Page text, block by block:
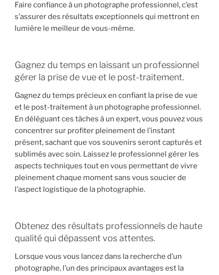
Faire confiance à un photographe professionnel, c’est
s’assurer des résultats exceptionnels qui mettront en
lumière le meilleur de vous-même.
Gagnez du temps en laissant un professionnel
gérer la prise de vue et le post-traitement.
Gagnez du temps précieux en confiant la prise de vue
et le post-traitement à un photographe professionnel.
En déléguant ces tâches à un expert, vous pouvez vous
concentrer sur profiter pleinement de l’instant
présent, sachant que vos souvenirs seront capturés et
sublimés avec soin. Laissez le professionnel gérer les
aspects techniques tout en vous permettant de vivre
pleinement chaque moment sans vous soucier de
l’aspect logistique de la photographie.
Obtenez des résultats professionnels de haute
qualité qui dépassent vos attentes.
Lorsque vous vous lancez dans la recherche d’un
photographe, l’un des principaux avantages est la